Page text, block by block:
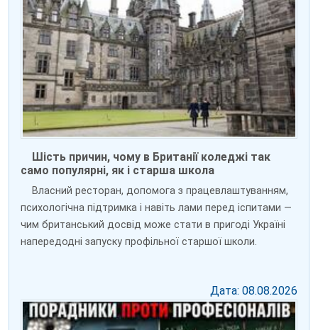
Шість причин, чому в Британії коледжі так
само популярні, як і старша школа
Власний ресторан, допомога з працевлаштуванням,
психологічна підтримка і навіть лами перед іспитами —
чим британський досвід може стати в пригоді Україні
напередодні запуску профільної старшої школи.
Дата: 08.08.2026